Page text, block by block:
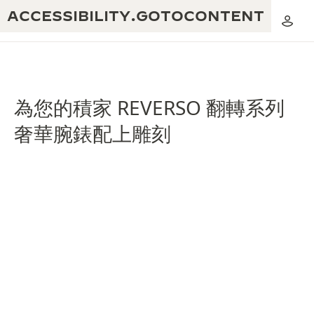
ACCESSIBILITY.GOTOCONTENT
黃金比例音樂表演
卓越工藝：逾 190 年歷史
為您的積家 REVERSO 翻轉系列
奢華腕錶配上雕刻